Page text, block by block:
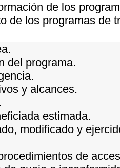
de los
de los programas de
del programa.
y alcances.
estimada.
modificado y
de